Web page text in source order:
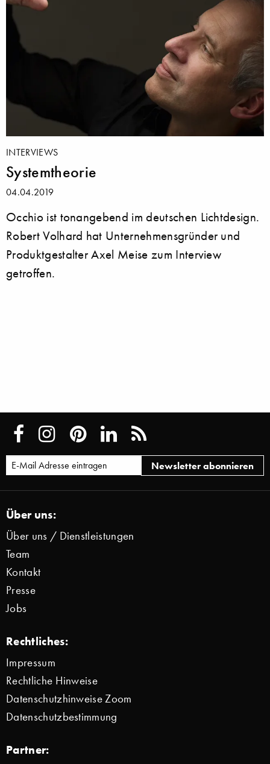
INTERVIEWS
Systemtheorie
04.04.2019
Occhio ist tonangebend im deutschen Lichtdesign.
Robert Volhard hat Unternehmensgründer und
Produktgestalter Axel Meise zum Interview
getroffen.
Über uns:
Über uns / Dienstleistungen
Team
Kontakt
Presse
Jobs
Rechtliches:
Impressum
Rechtliche Hinweise
Datenschutzhinweise Zoom
Datenschutzbestimmung
Partner: